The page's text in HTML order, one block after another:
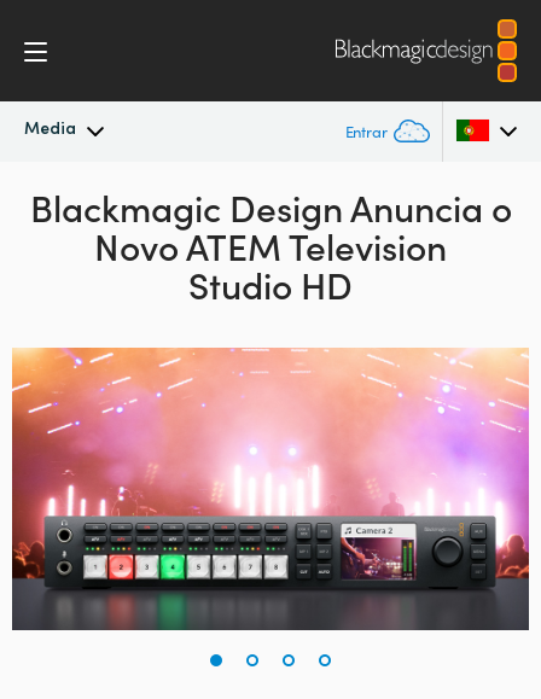
Media Entrar
Novidades
Arquivo
Argentina
Australia
Brazil
Canada
China
Denmark
Finland
France
Blackmagic Design Anuncia o
Novo ATEM Television
Studio HD